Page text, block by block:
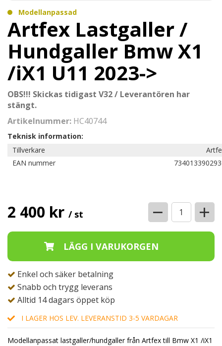
Modellanpassad
Artfex Lastgaller /
Hundgaller Bmw X1
/iX1 U11 2023->
OBS!!! Skickas tidigast V32 / Leverantören har
stängt.
Artikelnummer: HC40744
Teknisk information:
Tillverkare
EAN nummer
2 400 kr / st − +
Enkel och säker betalning
Snabb och trygg leverans
Alltid 14 dagars öppet köp
I LAGER HOS LEV. LEVERANSTID 3-5 VARDAGAR
Modellanpassat lastgaller/hundgaller från Artfex till Bmw X1 /iX1